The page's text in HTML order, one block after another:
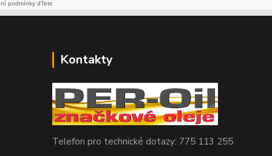
podmínky dTest
Kontakty
Telefon pro technické dotazy: 775 113 255